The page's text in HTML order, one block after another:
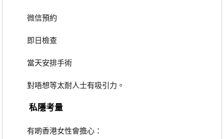
微信預約
即日檢查
當天安排手術
對唔想等太耐人士有吸引力。
私隱考量
有啲香港女性會擔心：